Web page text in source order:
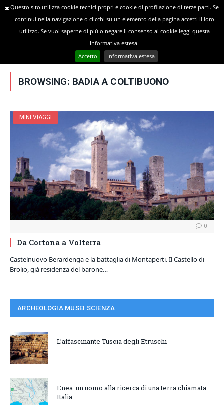
Posts Tagged "Badia a Coltibuono"
BROWSING: BADIA A COLTIBUONO
MINI VIAGGI
0
Da Cortona a Volterra
Castelnuovo Berardenga e la battaglia di Montaperti. Il Castello di
Brolio, già residenza del barone…
ARCHEOLOGIA MUSEI SCIENZA
L’affascinante Tuscia degli Etruschi
Enea: un uomo alla ricerca di una terra chiamata
Italia
Questo sito utilizza cookie tecnici propri e cookie di profilazione di terze parti. Se
continui nella navigazione o clicchi su un elemento della pagina accetti il loro
utilizzo. Se vuoi saperne di più o negare il consenso ai cookie leggi questa
Informativa estesa.
Accetto
Informativa estesa